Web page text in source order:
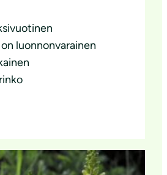
Erinomainen pölyttäjäkasvi
on luonnonvarainen